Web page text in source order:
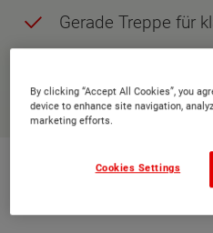
Gerade Treppe für
Großzügiger
JETZT ANFRAGEN
Grundriss
By clicking “Accept All Cookies”, you
device to enhance site navigation,
marketing efforts.
Cookies Settings